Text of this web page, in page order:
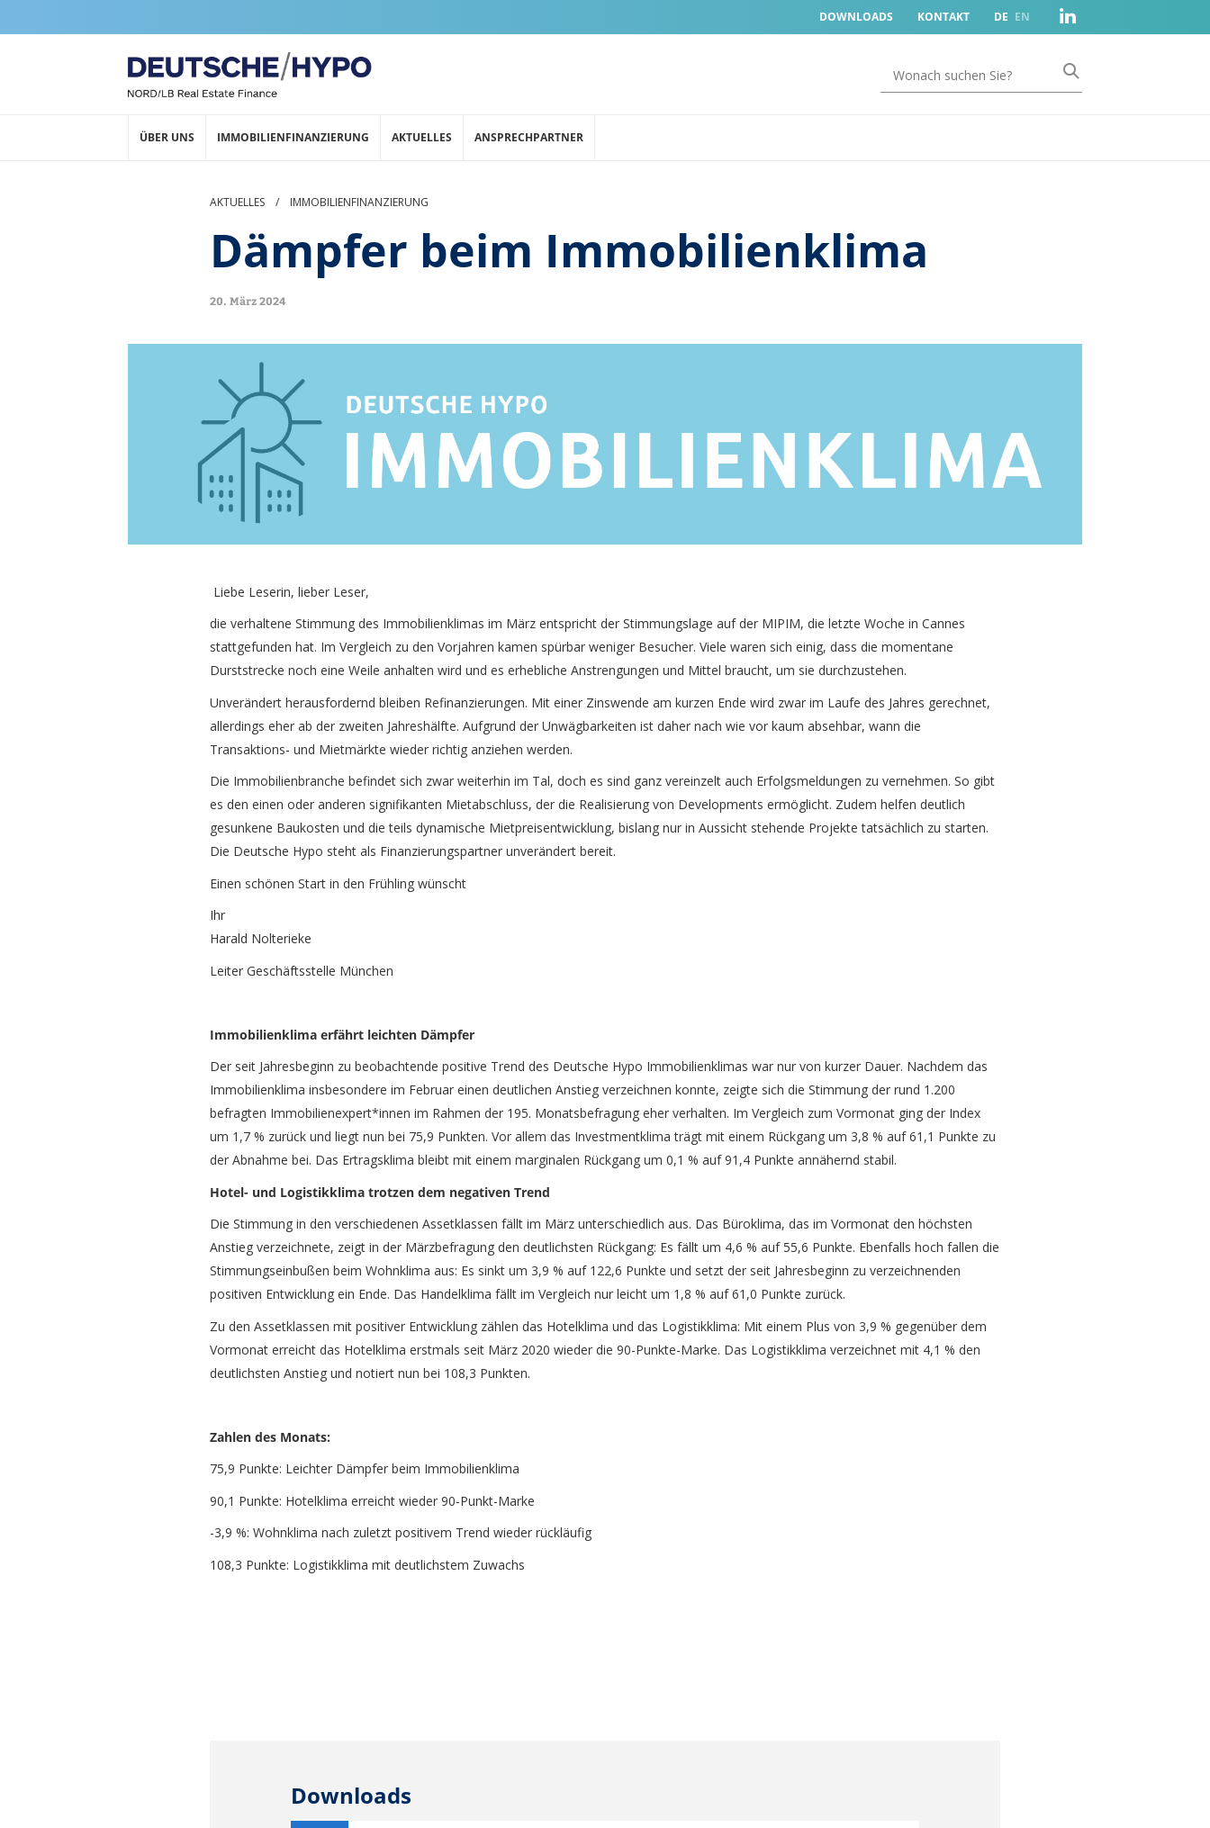
DOWNLOADS KONTAKT DE EN
ÜBER UNS IMMOBILIENFINANZIERUNG AKTUELLES ANSPRECHPARTNER
AKTUELLES / IMMOBILIENFINANZIERUNG
Dämpfer beim Immobilienklima
20. März 2024
Liebe Leserin, lieber Leser,
die verhaltene Stimmung des Immobilienklimas im März entspricht der Stimmungslage auf der MIPIM, die letzte Woche in Cannes
stattgefunden hat. Im Vergleich zu den Vorjahren kamen spürbar weniger Besucher. Viele waren sich einig, dass die momentane
Durststrecke noch eine Weile anhalten wird und es erhebliche Anstrengungen und Mittel braucht, um sie durchzustehen.
Unverändert herausfordernd bleiben Refinanzierungen. Mit einer Zinswende am kurzen Ende wird zwar im Laufe des Jahres gerechnet,
allerdings eher ab der zweiten Jahreshälfte. Aufgrund der Unwägbarkeiten ist daher nach wie vor kaum absehbar, wann die
Transaktions- und Mietmärkte wieder richtig anziehen werden.
Die Immobilienbranche befindet sich zwar weiterhin im Tal, doch es sind ganz vereinzelt auch Erfolgsmeldungen zu vernehmen. So gibt
es den einen oder anderen signifikanten Mietabschluss, der die Realisierung von Developments ermöglicht. Zudem helfen deutlich
gesunkene Baukosten und die teils dynamische Mietpreisentwicklung, bislang nur in Aussicht stehende Projekte tatsächlich zu starten.
Die Deutsche Hypo steht als Finanzierungspartner unverändert bereit.
Einen schönen Start in den Frühling wünscht
Ihr
Harald Nolterieke
Leiter Geschäftsstelle München
Immobilienklima erfährt leichten Dämpfer
Der seit Jahresbeginn zu beobachtende positive Trend des Deutsche Hypo Immobilienklimas war nur von kurzer Dauer. Nachdem das
Immobilienklima insbesondere im Februar einen deutlichen Anstieg verzeichnen konnte, zeigte sich die Stimmung der rund 1.200
befragten Immobilienexpert*innen im Rahmen der 195. Monatsbefragung eher verhalten. Im Vergleich zum Vormonat ging der Index
um 1,7 % zurück und liegt nun bei 75,9 Punkten. Vor allem das Investmentklima trägt mit einem Rückgang um 3,8 % auf 61,1 Punkte zu
der Abnahme bei. Das Ertragsklima bleibt mit einem marginalen Rückgang um 0,1 % auf 91,4 Punkte annähernd stabil.
Hotel- und Logistikklima trotzen dem negativen Trend
Die Stimmung in den verschiedenen Assetklassen fällt im März unterschiedlich aus. Das Büroklima, das im Vormonat den höchsten
Anstieg verzeichnete, zeigt in der Märzbefragung den deutlichsten Rückgang: Es fällt um 4,6 % auf 55,6 Punkte. Ebenfalls hoch fallen die
Stimmungseinbußen beim Wohnklima aus: Es sinkt um 3,9 % auf 122,6 Punkte und setzt der seit Jahresbeginn zu verzeichnenden
positiven Entwicklung ein Ende. Das Handelklima fällt im Vergleich nur leicht um 1,8 % auf 61,0 Punkte zurück.
Zu den Assetklassen mit positiver Entwicklung zählen das Hotelklima und das Logistikklima: Mit einem Plus von 3,9 % gegenüber dem
Vormonat erreicht das Hotelklima erstmals seit März 2020 wieder die 90-Punkte-Marke. Das Logistikklima verzeichnet mit 4,1 % den
deutlichsten Anstieg und notiert nun bei 108,3 Punkten.
Zahlen des Monats:
75,9 Punkte: Leichter Dämpfer beim Immobilienklima
90,1 Punkte: Hotelklima erreicht wieder 90-Punkt-Marke
-3,9 %: Wohnklima nach zuletzt positivem Trend wieder rückläufig
108,3 Punkte: Logistikklima mit deutlichstem Zuwachs
Downloads